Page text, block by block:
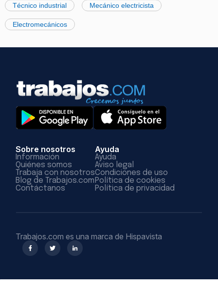
Técnico industrial Mecánico electricista
Electromecánicos
Sobre nosotros
Información
Quiénes somos
Trabaja con nosotros
Blog de Trabajos.com
Contáctanos
Ayuda
Ayuda
Aviso legal
Condiciones de uso
Política de cookies
Política de privacidad
Trabajos.com es una marca de Hispavista